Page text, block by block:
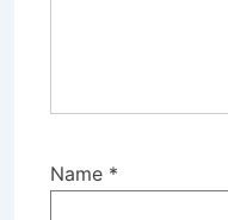
Name *